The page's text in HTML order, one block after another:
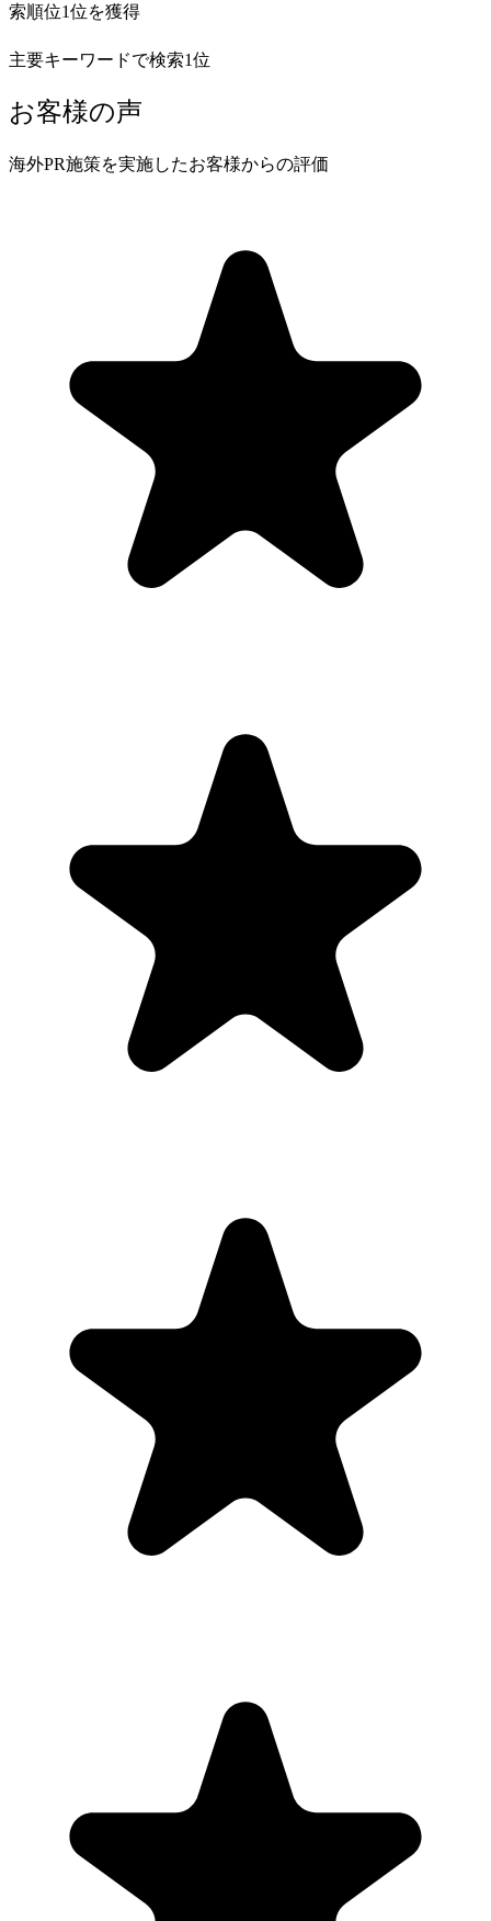
索順位1位を獲得
主要キーワードで検索1位
お客様の声
海外PR施策を実施したお客様からの評価